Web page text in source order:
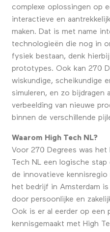
complexe oplossingen op
interactieve en
maken. Dat is met name
technologieën die nog in
fysiek bestaan, denk
prototypes. Ook kan 270
wiskundige, scheikundige
simuleren, en zo bijdragen
verbeelding van nieuwe
binnen de verschillende
Waarom High Tech NL?
Voor 270 Degrees was het
Tech NL een logische
de innovatieve kennisregio
het bedrijf in Amsterdam
door persoonlijke en
Ook is er al eerder op een
kennisgemaakt met High